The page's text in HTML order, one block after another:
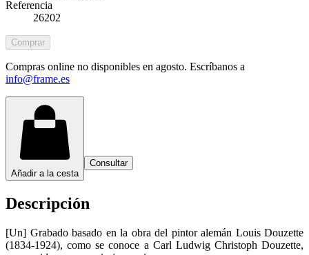
Referencia
26202
Comprar
Compras online no disponibles en agosto. Escríbanos a
info@frame.es
Añadir a la cesta
Consultar
Descripción
[Un] Grabado basado en la obra del pintor alemán Louis Douzette
(1834-1924), como se conoce a Carl Ludwig Christoph Douzette,